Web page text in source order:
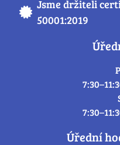
Jsme držiteli
50001:2019
Úřední